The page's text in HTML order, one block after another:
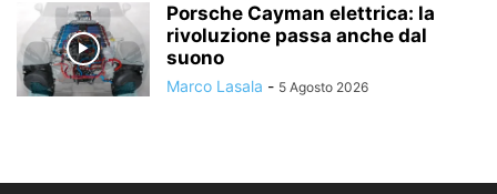
Porsche Cayman elettrica: la
rivoluzione passa anche dal
suono
Marco Lasala - 5 Agosto 2026